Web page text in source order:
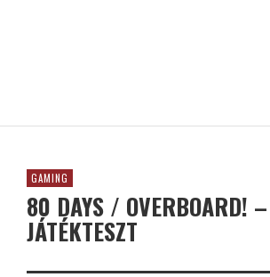
GAMING
80 DAYS / OVERBOARD! –
JÁTÉKTESZT